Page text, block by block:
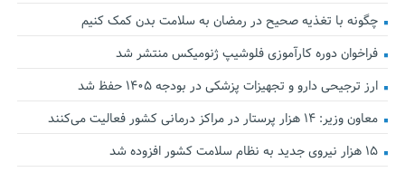
چگونه با تغذیه صحیح در رمضان به سلامت بدن کمک کنیم
فراخوان دوره کارآموزی فلوشیپ ژنومیکس منتشر شد
ارز ترجیحی دارو و تجهیزات پزشکی در بودجه ۱۴۰۵ حفظ شد
معاون وزیر: ۱۴ هزار پرستار در مراکز درمانی کشور فعالیت می‌کنند
۱۵ هزار نیروی جدید به نظام سلامت کشور افزوده شد